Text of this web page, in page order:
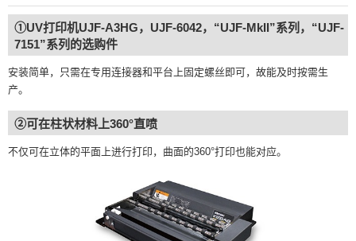
①UV打印机UJF-A3HG，UJF-6042，“UJF-MkII”系列，“UJF-
7151”系列的选购件
安装简单，只需在专用连接器和平台上固定螺丝即可，故能及时按需生
产。
②可在柱状材料上360°直喷
不仅可在立体的平面上进行打印，曲面的360°打印也能对应。